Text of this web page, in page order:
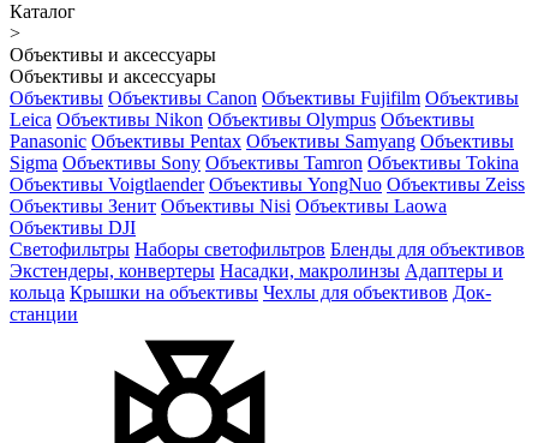
Каталог
>
Объективы и аксессуары
Объективы и аксессуары
Объективы Объективы Canon Объективы Fujifilm Объективы
Leica Объективы Nikon Объективы Olympus Объективы
Panasonic Объективы Pentax Объективы Samyang Объективы
Sigma Объективы Sony Объективы Tamron Объективы Tokina
Объективы Voigtlaender Объективы YongNuo Объективы Zeiss
Объективы Зенит Объективы Nisi Объективы Laowa
Объективы DJI
Светофильтры Наборы светофильтров Бленды для объективов
Экстендеры, конвертеры Насадки, макролинзы Адаптеры и
кольца Крышки на объективы Чехлы для объективов Док-
станции